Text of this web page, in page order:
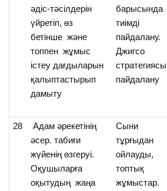
әдіс-тәсілдерін
үйретіп, өз
бетінше және
топпен жұмыс
істеу дағдыларын
қалыптастырып
дамыту
барысында
тиімді
пайдалану.
Джигсо
пайдалану
28
Адам әрекетінің
әсер. табиғи
жүйенің өзгеруі.
Оқушыларға
оқытудың жаңа
Сыни
тұрғыдан
ойлауды,
топтық
жұмыстар.